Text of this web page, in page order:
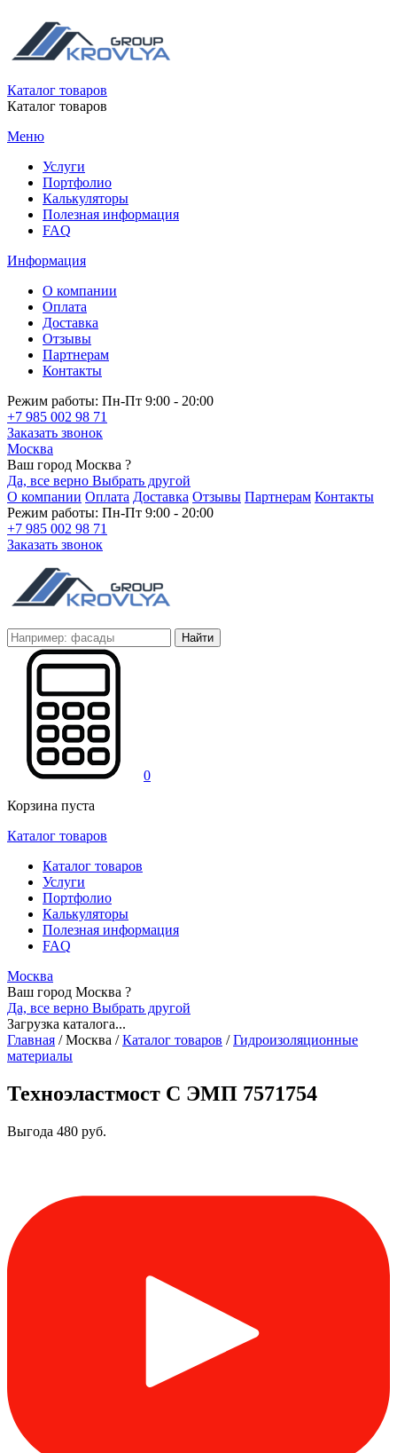
Каталог товаров
Каталог товаров
Меню
Услуги
Портфолио
Калькуляторы
Полезная информация
FAQ
Информация
О компании
Оплата
Доставка
Отзывы
Партнерам
Контакты
Режим работы: Пн-Пт 9:00 - 20:00
+7 985 002 98 71
Заказать звонок
Москва
Ваш город Москва ?
Да, все верно Выбрать другой
О компании Оплата Доставка Отзывы Партнерам Контакты
Режим работы: Пн-Пт 9:00 - 20:00
+7 985 002 98 71
Заказать звонок
Найти
0
Корзина пуста
Каталог товаров
Каталог товаров
Услуги
Портфолио
Калькуляторы
Полезная информация
FAQ
Москва
Ваш город Москва ?
Да, все верно Выбрать другой
Загрузка каталога...
Главная /Москва / Каталог товаров / Гидроизоляционные
материалы
Техноэластмост С ЭМП 7571754
Выгода 480 руб.